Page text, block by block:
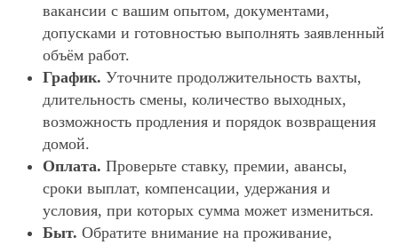
вакансии с вашим опытом, документами,
допусками и готовностью выполнять заявленный
объём работ.
График. Уточните продолжительность вахты,
длительность смены, количество выходных,
возможность продления и порядок возвращения
домой.
Оплата. Проверьте ставку, премии, авансы,
сроки выплат, компенсации, удержания и
условия, при которых сумма может измениться.
Быт. Обратите внимание на проживание,